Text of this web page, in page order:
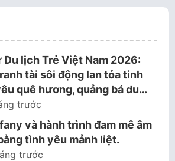
Du lịch Trẻ Việt Nam 2026:
tài sôi động lan tỏa tinh
quê hương, quảng bá du…
trước
và hành trình đam mê âm
tình yêu mảnh liệt.
trước